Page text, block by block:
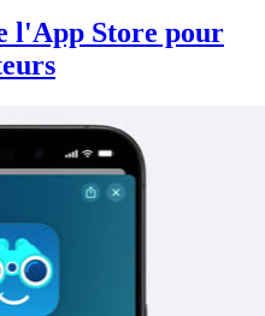
l'App Store pour